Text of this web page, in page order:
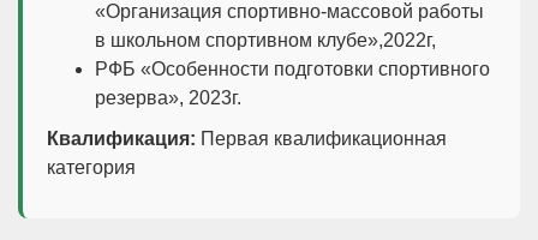
«Организация спортивно-массовой работы
в школьном спортивном клубе»,2022г,
РФБ «Особенности подготовки спортивного
резерва», 2023г.
Квалификация: Первая квалификационная
категория